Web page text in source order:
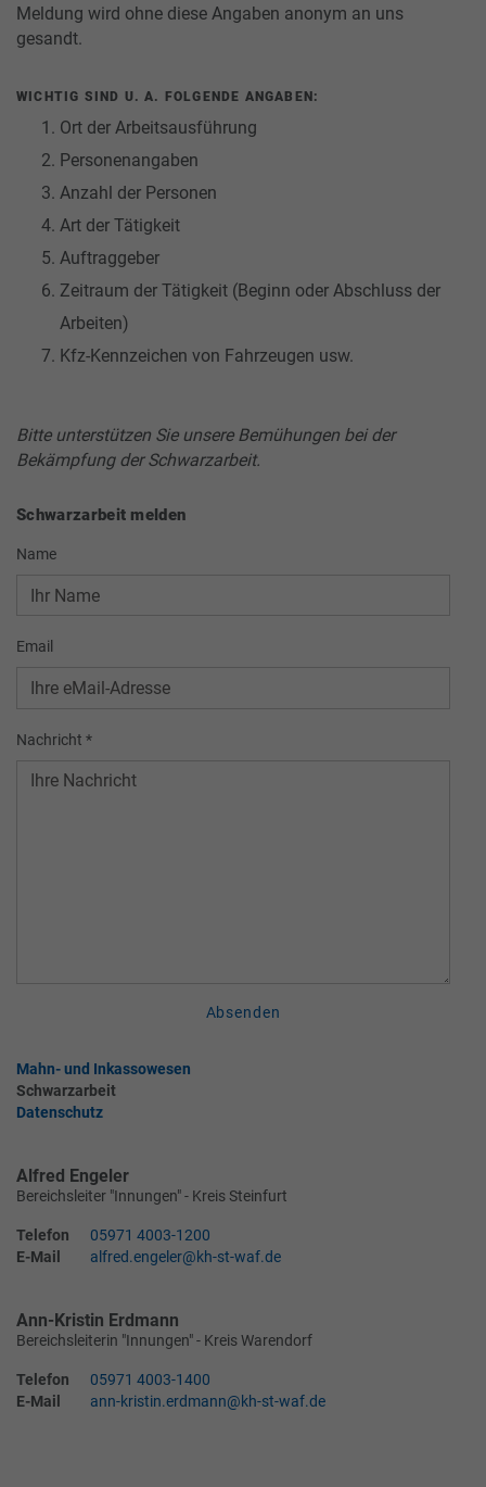
Meldung wird ohne diese Angaben anonym an uns
gesandt.
WICHTIG SIND U. A. FOLGENDE ANGABEN:
Ort der Arbeitsausführung
Personenangaben
Anzahl der Personen
Art der Tätigkeit
Auftraggeber
Zeitraum der Tätigkeit (Beginn oder Abschluss der
Arbeiten)
Kfz-Kennzeichen von Fahrzeugen usw.
Bitte unterstützen Sie unsere Bemühungen bei der
Bekämpfung der Schwarzarbeit.
Schwarzarbeit melden
Name
Email
Nachricht *
Absenden
Mahn- und Inkassowesen
Schwarzarbeit
Datenschutz
Alfred Engeler
Bereichsleiter "Innungen" - Kreis Steinfurt
Telefon
05971 4003-1200
E-Mail
alfred.engeler@kh-st-waf.de
Ann-Kristin Erdmann
Bereichsleiterin "Innungen" - Kreis Warendorf
Telefon
05971 4003-1400
E-Mail
ann-kristin.erdmann@kh-st-waf.de